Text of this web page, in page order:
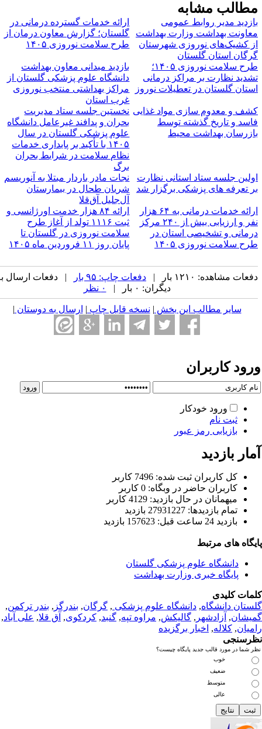
مشابه
مدیر روابط عمومی
بهداشت وزارت بهداشت
کشیک‌های نوروزی شهرستان
استان گلستان
ارائه خدمات گسترده درمانی در
گلستان؛ گزارش معاون درمان از
طرح سلامت نوروزی ۱۴۰۵
طرح سلامت نوروزی ۱۴۰۵؛
نظارت بر مراکز درمانی
گلستان در تعطیلات نوروز
بازدید میدانی معاون بهداشت
دانشگاه علوم پزشکی گلستان از
مراکز بهداشتی منتخب نوروزی
غرب استان
و معدوم سازی مواد غذایی
و تاریخ گذشته توسط
بهداشت محیط
نخستین جلسه ستاد مدیریت
بحران و پدافند غیرعامل دانشگاه
علوم پزشکی گلستان در سال
۱۴۰۵ با تأکید بر پایداری خدمات
نظام سلامت در شرایط بحران
برگ
جلسه ستاد استانی نظارت
تعرفه های پزشکی برگزار شد
نجات مادر باردار مبتلا به آنوریسم
شریان طحال در بیمارستان
آل‌جلیل آق‌قلا
ارائه خدمات درمانی به ۶۴ هزار
نفر و ارزیابی بیش از ۲۴۰ مرکز
و تشخیصی استان در
سلامت نوروزی ۱۴۰۵
ارائه ۸۴ هزار خدمت اورژانسی و
ثبت ۱۱۱۶ تولد از آغاز طرح
سلامت نوروزی در گلستان تا
پایان روز ۱۱ فروردین ماه ۱۴۰۵
مشاهده: ۱۲۱۰ بار | دفعات چاپ: ۹۵ بار
| دفعات ارسال به
دیگران: ۰ بار |
سایر مطالب این بخش | نسخه قابل چاپ| ارسال به دوستان|
کاربران
ورود خودکار
ثبت نام
بازیابی رمز عبور
بازدید
كل کاربران ثبت شده: 7496 کاربر
کاربران حاضر در وبگاه: 0 کاربر
ميهمانان در حال بازديد: 4129 کاربر
تمام بازديد‌ها: 27931227 بازدید
بازديد 24 ساعت قبل: 157623 بازدید
های مرتبط
دانشگاه علوم پزشکی گلستان
پایگاه خبری وزارت بهداشت
کلیدی
دانشگاه,دانشگاه علوم پزشکی , گرگان,بندرگز, بندر ترکمن,
,آزادشهر, گالیکش, مراوه تپه,گنبد,کردکوی,آق قلا,علی آباد,
,کلاله,اخبار برگزیده
شما در مورد قالب جدید پایگاه چیست؟
خوب
ضعیف
متوسط
عالی